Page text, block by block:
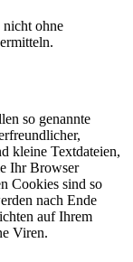
nicht ohne
so genannte
kleine Textdateien,
Ihr Browser
Cookies sind so
nach Ende
auf Ihrem
Viren.